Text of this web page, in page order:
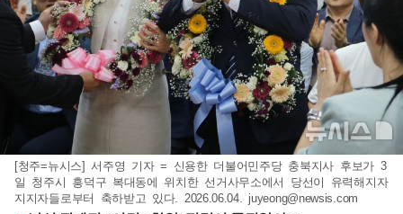
[청주=뉴시스] 서주영 기자 = 신용한 더불어민주당 충북지사 후보가 3
일 청주시 흥덕구 복대동에 위치한 선거사무소에서 당선이 유력해지자
지지자들로부터 축하받고 있다. 2026.06.04. juyeong@newsis.com